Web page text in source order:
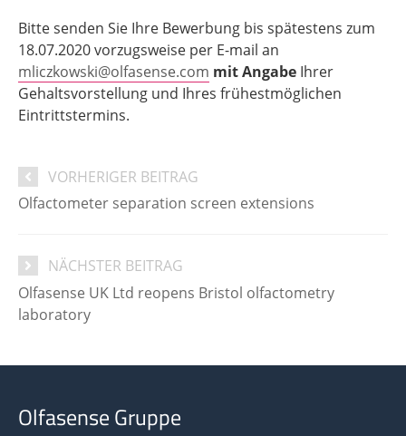
Bitte senden Sie Ihre Bewerbung bis spätestens zum
18.07.2020 vorzugsweise per E-mail an
mliczkowski@olfasense.com mit Angabe Ihrer
Gehaltsvorstellung und Ihres frühestmöglichen
Eintrittstermins.
VORHERIGER BEITRAG
Olfactometer separation screen extensions
NÄCHSTER BEITRAG
Olfasense UK Ltd reopens Bristol olfactometry
laboratory
Olfasense Gruppe